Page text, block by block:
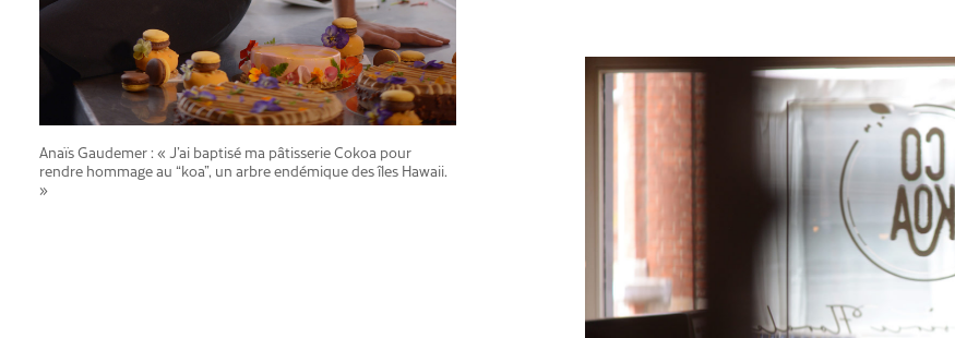
Anaïs Gaudemer : « J’ai baptisé ma pâtisserie Cokoa pour
rendre hommage au “koa”, un arbre endémique des îles Hawaii.
»